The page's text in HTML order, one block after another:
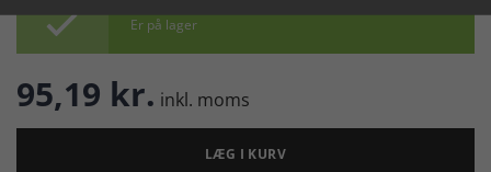
 Er på lager
95,19 kr. inkl. moms
LÆG I KURV